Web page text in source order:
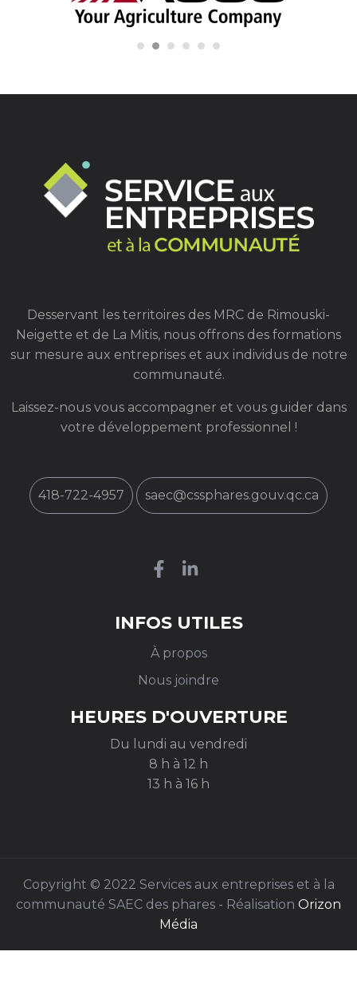
Desservant les territoires des MRC de Rimouski-
Neigette et de La Mitis, nous offrons des formations
sur mesure aux entreprises et aux individus de notre
communauté.
Laissez-nous vous accompagner et vous guider dans
votre développement professionnel !
418-722-4957 saec@cssphares.gouv.qc.ca
INFOS UTILES
À propos
Nous joindre
HEURES D'OUVERTURE
Du lundi au vendredi
8 h à 12 h
13 h à 16 h
Copyright © 2022 Services aux entreprises et à la
communauté SAEC des phares - Réalisation Orizon
Média